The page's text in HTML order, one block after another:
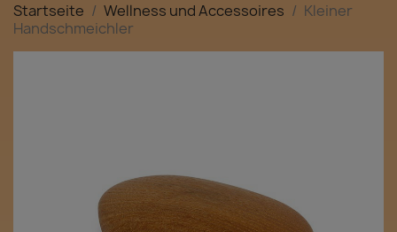
Startseite Wellness und Accessoires
Kleiner
Handschmeichler